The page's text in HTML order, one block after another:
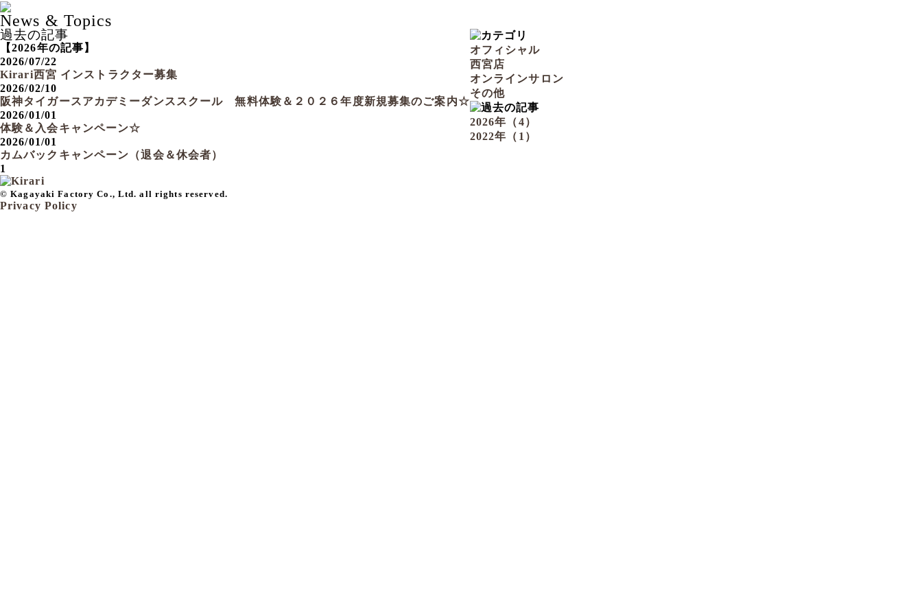
News & Topics
過去の記事
【2026年の記事】
2026/07/22
Kirari西宮 インストラクター募集
2026/02/10
阪神タイガースアカデミーダンススクール 無料体験＆２０２６年度新規募集のご案内☆
2026/01/01
体験＆入会キャンペーン☆
2026/01/01
カムバックキャンペーン（退会＆休会者）
1
オフィシャル
西宮店
オンラインサロン
その他
2026年（4）
2022年（1）
© Kagayaki Factory Co., Ltd. all rights reserved.
Privacy Policy